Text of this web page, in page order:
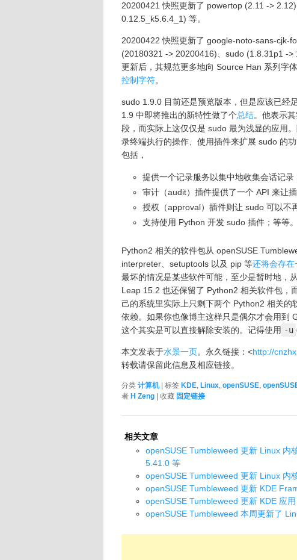
20200421 快照更新了 powertop (2.11 ->
0.12.5_k5.6.4_1) 等。
20200422 快照更新了 google-noto-sans-cjk-
(20180321 -> 20200416)、sudo (1.8.31p1 -
更新后，其规范更多地向 Source Han 系列字
控制字符。
sudo 1.9.0 目前还是预览版本，但是应该已经
1.9 中即将推出的新特性做了个总结。他表示
段，而实际上这仅仅是 sudo 最为浅显的应用
录终端执行的操作、使用插件来扩展 sudo 的
包括，
提供一个记录服务以集中地收集会话记录
审计（audit）插件提供了一个 API 来让
授权（approval）插件则让 sudo 可以不
支持使用 Python 开发 sudo 插件；等等。
Python2 相关的软件包从 openSUSE
interpreter、setuptools 以及 pip 等还将会存在
最坏的情况是某些软件可能，至少是暂时地，
Leap 15.2 也还保留了 Python2 相关软件包，
己的系统里实际上只剩下两个 Python2 相关的
依赖。如果你也像博主这样只是偶尔才会用到
这个其实是可以直接解除安装的。记得使用 -u
本文发表于水景一页。永久链接：<http://
转载请保留此信息及相应链接。
分类 计算机| 标签 KDE, Linux, openSUSE,
者 H Zeng | 收藏 固定链接
相关文章
openSUSE Tumbleweed 更新 Linux 内
5.41.0 等
openSUSE Tumbleweed 更新 Linux 内
openSUSE Tumbleweed 更新 KDE
openSUSE Tumbleweed 更新 KDE 应
openSUSE Tumbleweed 本周更新了